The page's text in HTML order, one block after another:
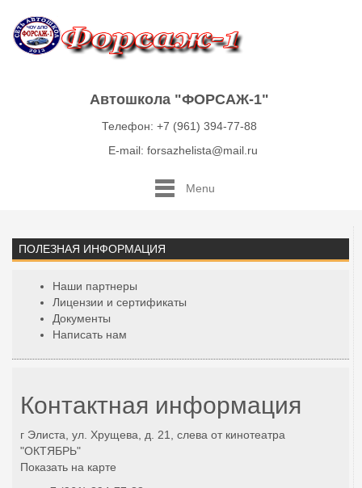
Автошкола "ФОРСАЖ-1"
Телефон: +7 (961) 394-77-88
E-mail: forsazhelista@mail.ru
Menu
ПОЛЕЗНАЯ ИНФОРМАЦИЯ
Наши партнеры
Лицензии и сертификаты
Документы
Написать нам
Контактная информация
г Элиста, ул. Хрущева, д. 21, слева от кинотеатра
"ОКТЯБРЬ"
Показать на карте